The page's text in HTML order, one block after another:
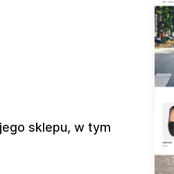
sklepu, w tym